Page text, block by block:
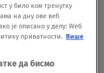
manipuliše
čak i ja u 52.
iz Srbije
у било ком тренутку
на дну ове веб
је описано у делу: Wеб
приватности. Више
да бисмо